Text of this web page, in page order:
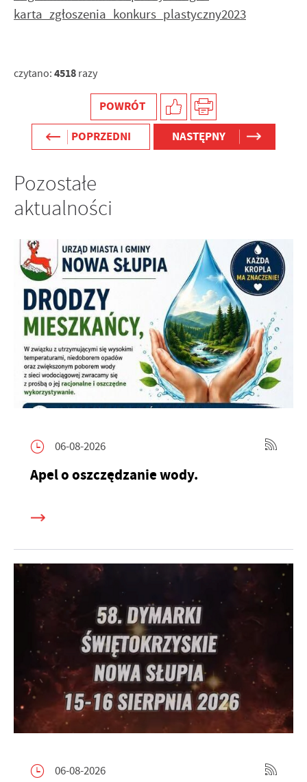
karta_zgłoszenia_konkurs_plastyczny2023
czytano: 4518 razy
POWRÓT
POPRZEDNI
NASTĘPNY
Pozostałe
aktualności
06-08-2026
Apel o oszczędzanie wody.
06-08-2026
internetowej. Treści promocyjne mogą pojawić się na
stronach podmiotów trzecich lub firm będących naszymi
społecznościowych.